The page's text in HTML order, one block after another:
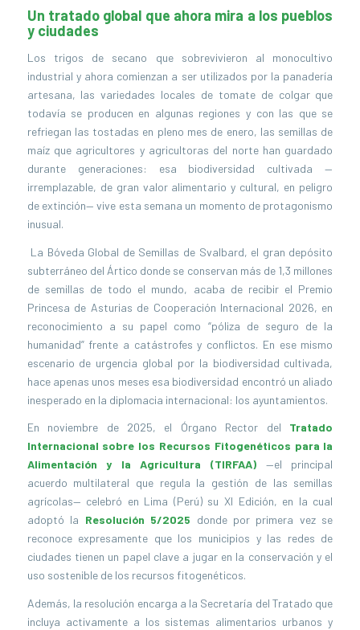
Un tratado global que ahora mira a los pueblos
y ciudades
Los trigos de secano que sobrevivieron al monocultivo
industrial y ahora comienzan a ser utilizados por la panadería
artesana, las variedades locales de tomate de colgar que
todavía se producen en algunas regiones y con las que se
refriegan las tostadas en pleno mes de enero, las semillas de
maíz que agricultores y agricultoras del norte han guardado
durante generaciones: esa biodiversidad cultivada —
irremplazable, de gran valor alimentario y cultural, en peligro
de extinción— vive esta semana un momento de protagonismo
inusual.
La Bóveda Global de Semillas de Svalbard, el gran depósito
subterráneo del Ártico donde se conservan más de 1,3 millones
de semillas de todo el mundo, acaba de recibir el Premio
Princesa de Asturias de Cooperación Internacional 2026, en
reconocimiento a su papel como “póliza de seguro de la
humanidad” frente a catástrofes y conflictos. En ese mismo
escenario de urgencia global por la biodiversidad cultivada,
hace apenas unos meses esa biodiversidad encontró un aliado
inesperado en la diplomacia internacional: los ayuntamientos.
En noviembre de 2025, el Órgano Rector del Tratado
Internacional sobre los Recursos Fitogenéticos para la
Alimentación y la Agricultura (TIRFAA) —el principal
acuerdo multilateral que regula la gestión de las semillas
agrícolas— celebró en Lima (Perú) su XI Edición, en la cual
adoptó la Resolución 5/2025 donde por primera vez se
reconoce expresamente que los municipios y las redes de
ciudades tienen un papel clave a jugar en la conservación y el
uso sostenible de los recursos fitogenéticos.
Además, la resolución encarga a la Secretaría del Tratado que
incluya activamente a los sistemas alimentarios urbanos y